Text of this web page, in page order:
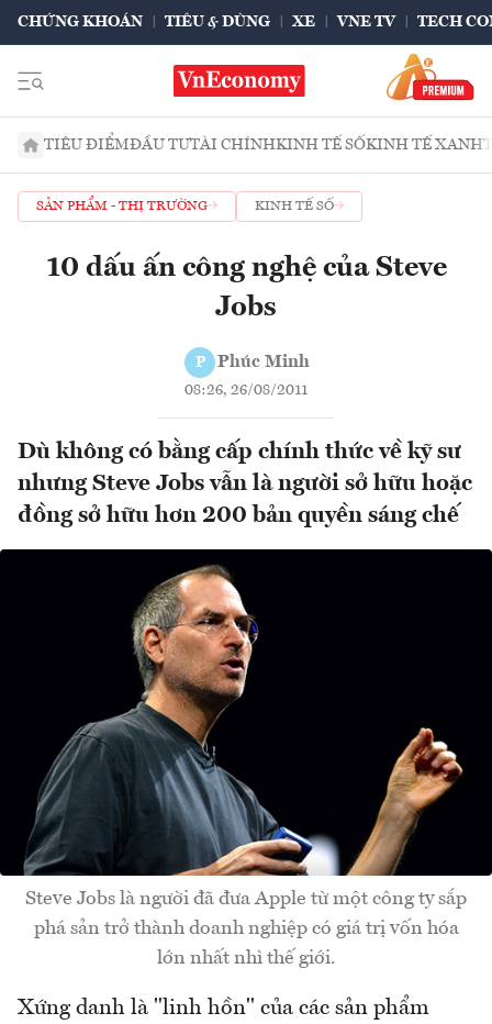
CHỨNG KHOÁN TIÊU & DÙNG XE VNE TV TECH
TIÊU ĐIỂMĐẦU TƯTÀI CHÍNHKINH TẾ SỐKINH TẾ XANH
SẢN PHẨM - THỊ TRƯỜNG KINH TẾ SỐ
10 dấu ấn công nghệ của Steve
Jobs
P Phúc Minh
08:26, 26/08/2011
Dù không có bằng cấp chính thức về kỹ sư
nhưng Steve Jobs vẫn là người sở hữu hoặc
đồng sở hữu hơn 200 bản quyền sáng chế
Steve Jobs là người đã đưa Apple từ một công ty sắp
phá sản trở thành doanh nghiệp có giá trị vốn hóa
lớn nhất nhì thế giới.
Xứng danh là "linh hồn" của các sản phẩm